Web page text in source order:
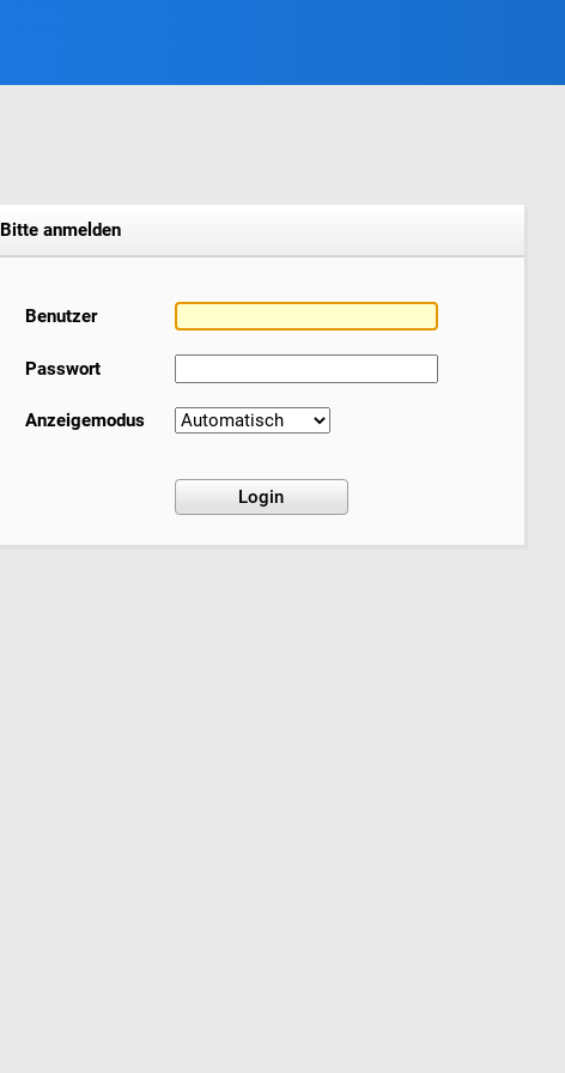
Bitte anmelden
Benutzer
Passwort
Anzeigemodus